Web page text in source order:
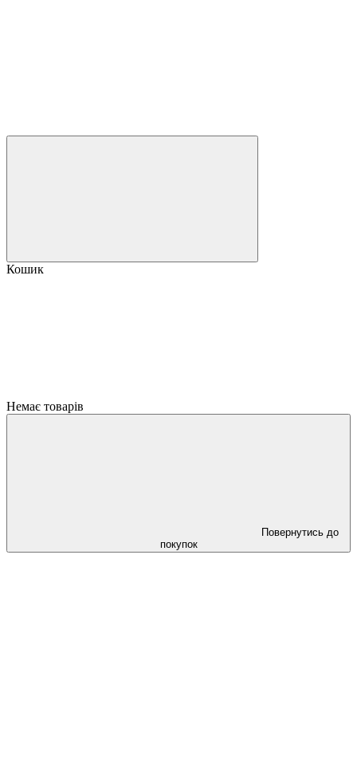
Кошик
Немає товарів
Повернутись до
покупок